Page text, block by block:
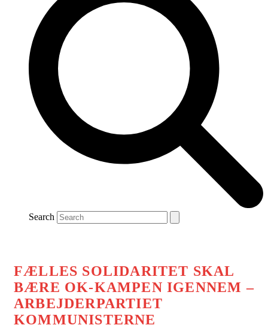
Search
FÆLLES SOLIDARITET SKAL
BÆRE OK-KAMPEN IGENNEM –
ARBEJDERPARTIET
KOMMUNISTERNE